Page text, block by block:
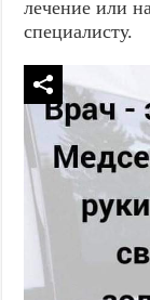
лечение или
специалисту.